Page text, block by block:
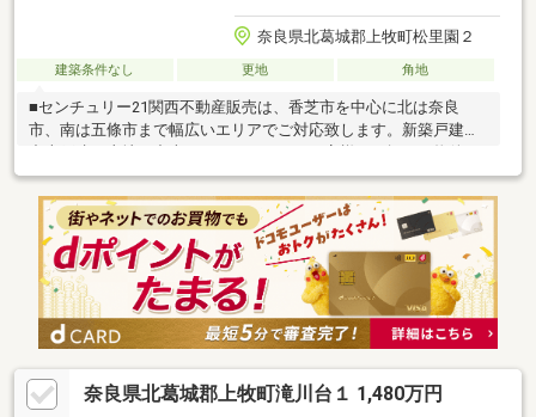
奈良県北葛城郡上牧町松里園２
建築条件なし 更地 角地
■センチュリー21関西不動産販売は、香芝市を中心に北は奈良
市、南は五條市まで幅広いエリアでご対応致します。新築戸建・
ご提案致します。当社では仲介を中心に、リフォーム工事、注文
住宅等も行っており、住み替えをご検討の方であれば、所有され
ている不動産の即金買取も可能です！まずはお気軽にご相談下さ
い！■お客様のご希望に応えられるように全力でサポート致しま
す！物件探しはセンチュリー21関西不動産販売にお任せくださ
い！
奈良県北葛城郡上牧町滝川台１ 1,480万円